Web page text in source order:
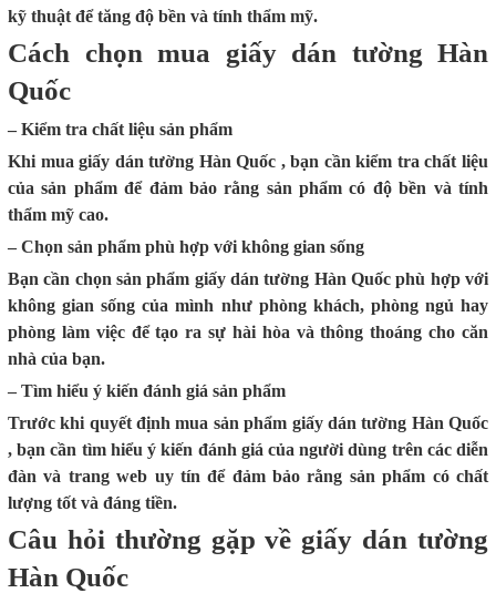
kỹ thuật để tăng độ bền và tính thẩm mỹ.
Cách chọn mua giấy dán tường Hàn
Quốc
– Kiểm tra chất liệu sản phẩm
Khi mua giấy dán tường Hàn Quốc , bạn cần kiểm tra chất liệu
của sản phẩm để đảm bảo rằng sản phẩm có độ bền và tính
thẩm mỹ cao.
– Chọn sản phẩm phù hợp với không gian sống
Bạn cần chọn sản phẩm giấy dán tường Hàn Quốc phù hợp với
không gian sống của mình như phòng khách, phòng ngủ hay
phòng làm việc để tạo ra sự hài hòa và thông thoáng cho căn
nhà của bạn.
– Tìm hiểu ý kiến đánh giá sản phẩm
Trước khi quyết định mua sản phẩm giấy dán tường Hàn Quốc
, bạn cần tìm hiểu ý kiến đánh giá của người dùng trên các diễn
đàn và trang web uy tín để đảm bảo rằng sản phẩm có chất
lượng tốt và đáng tiền.
Câu hỏi thường gặp về giấy dán tường
Hàn Quốc